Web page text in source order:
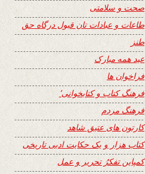
صحت و سلامتی
طاعات و عبادات تان قبول درگاه حق
طنز
عید همه مبارک
فراخوان ها
فرهنگ کتاب و کتابخوانی٬
فرهنگ مردم
کارتون های عتیق شاهد
کتاب هزار و یک حکایت ادبی تاریخی
کمپاین تفکرُ تحریر و عمل